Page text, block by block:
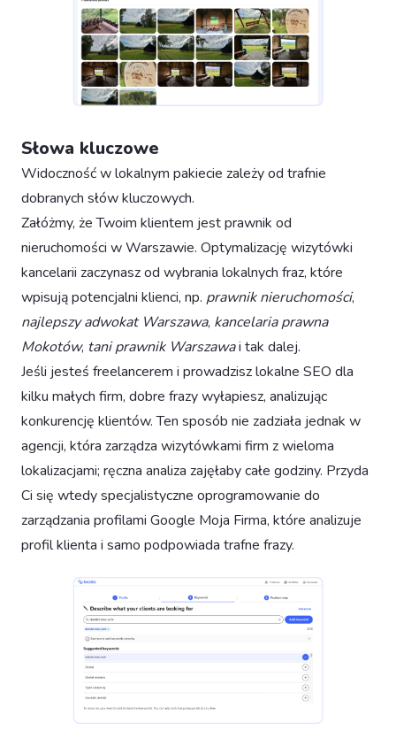
Słowa kluczowe
Widoczność w lokalnym pakiecie zależy od trafnie
dobranych słów kluczowych.
Załóżmy, że Twoim klientem jest prawnik od
nieruchomości w Warszawie. Optymalizację wizytówki
kancelarii zaczynasz od wybrania lokalnych fraz, które
wpisują potencjalni klienci, np. prawnik nieruchomości,
najlepszy adwokat Warszawa, kancelaria prawna
Mokotów, tani prawnik Warszawai tak dalej.
Jeśli jesteś freelancerem i prowadzisz lokalne SEO dla
kilku małych firm, dobre frazy wyłapiesz, analizując
konkurencję klientów. Ten sposób nie zadziała jednak w
agencji, która zarządza wizytówkami firm z wieloma
lokalizacjami; ręczna analiza zajęłaby całe godziny. Przyda
Ci się wtedy specjalistyczne oprogramowanie do
zarządzania profilami Google Moja Firma, które analizuje
profil klienta i samo podpowiada trafne frazy.